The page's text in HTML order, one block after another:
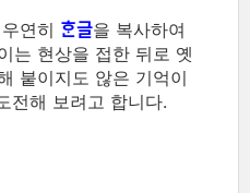
연히 ᄒᆞᆫ글을 복사하여
는 현상을 접한 뒤로 옛
붙이지도 않은 기억이
전해 보려고 합니다.